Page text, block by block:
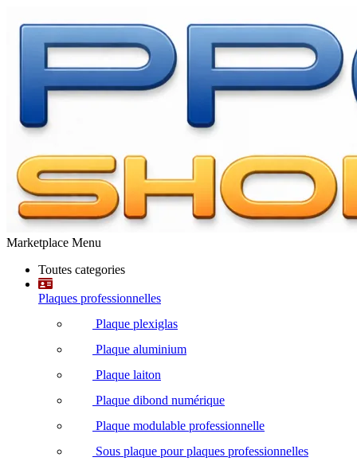
Marketplace Menu
Toutes categories
Plaques professionnelles
Plaque plexiglas
Plaque aluminium
Plaque laiton
Plaque dibond numérique
Plaque modulable professionnelle
Sous plaque pour plaques professionnelles